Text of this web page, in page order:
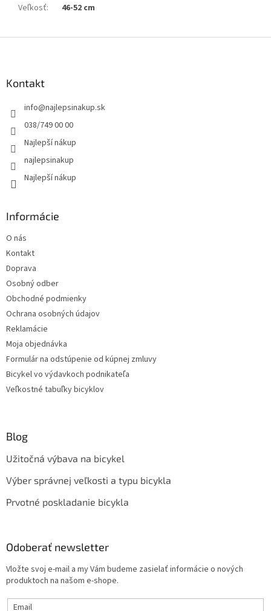
Veľkosť: 46-52 cm
Kontakt
info@najlepsinakup.sk
038/749 00 00
Najlepší nákup
najlepsinakup
Najlepší nákup
Informácie
O nás
Kontakt
Doprava
Osobný odber
Obchodné podmienky
Ochrana osobných údajov
Reklamácie
Moja objednávka
Formulár na odstúpenie od kúpnej zmluvy
Bicykel vo výdavkoch podnikateľa
Veľkostné tabuľky bicyklov
Blog
Užitočná výbava na bicykel
Výber správnej veľkosti a typu bicykla
Prvotné poskladanie bicykla
Odoberať newsletter
Vložte svoj e-mail a my Vám budeme zasielať informácie o nových
produktoch na našom e-shope.
Email